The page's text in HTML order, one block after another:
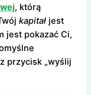
, którą
kapitałjest
jest pokazać Ci,
przycisk „wyślij